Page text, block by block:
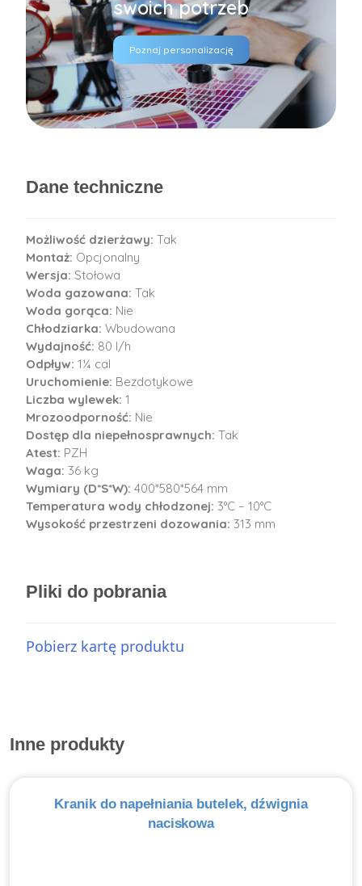
swoich potrzeb
Poznaj personalizację
Dane techniczne
Możliwość dzierżawy: Tak
Montaż: Opcjonalny
Wersja: Stołowa
Woda gazowana: Tak
Woda gorąca: Nie
Chłodziarka: Wbudowana
Wydajność: 80 l/h
Odpływ: 1¼ cal
Uruchomienie: Bezdotykowe
Liczba wylewek: 1
Mrozoodporność: Nie
Dostęp dla niepełnosprawnych: Tak
Atest: PZH
Waga: 36 kg
Wymiary (D*S*W): 400*580*564 mm
Temperatura wody chłodzonej: 3°C – 10°C
Wysokość przestrzeni dozowania: 313 mm
Pliki do pobrania
Pobierz kartę produktu
Inne produkty
Kranik do napełniania butelek, dźwignia
naciskowa